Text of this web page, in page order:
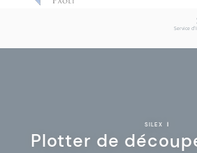
Service
SILEX |
Plotter de